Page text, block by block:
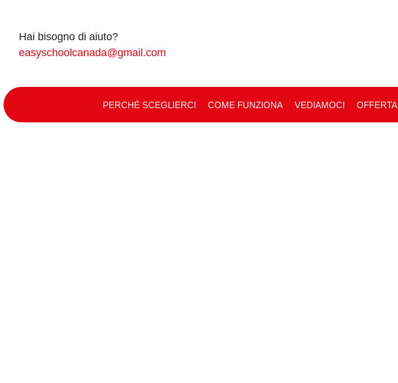
contentHai bisogno di aiuto?
easyschoolcanada@gmail.com
PERCHÉ SCEGLIERCI COME FUNZIONA VEDIAMOCI OFFERTA